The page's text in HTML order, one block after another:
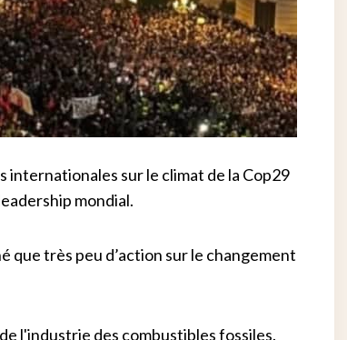
sur le climat de la Cop29
mondial.
que très peu d’action sur le changement
l'industrie des combustibles fossiles.